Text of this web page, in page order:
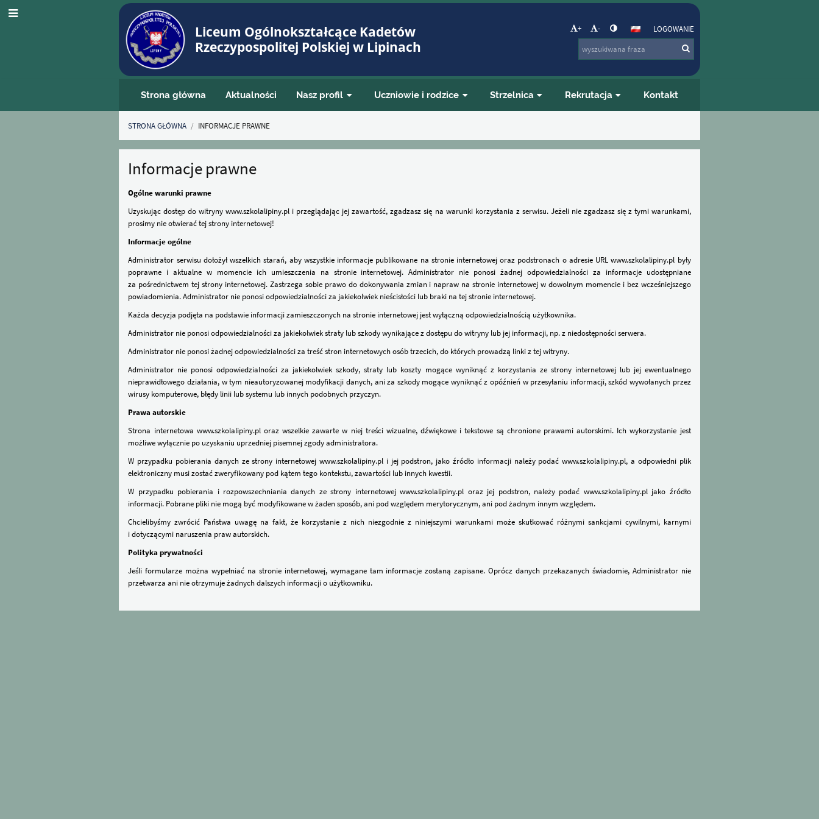
Liceum Ogólnokształcące Kadetów
Rzeczypospolitej Polskiej w Lipinach
+ - LOGOWANIE
Strona główna Aktualności Nasz profil Uczniowie i rodzice Strzelnica Rekrutacja Kontakt
STRONA GŁÓWNA / INFORMACJE PRAWNE
Informacje
prawne
Informacje prawne
Ogólne warunki prawne
Uzyskując dostęp do witryny www.szkolalipiny.pl i przeglądając jej zawartość, zgadzasz się na warunki korzystania z serwisu. Jeżeli nie zgadzasz się z tymi warunkami,
prosimy nie otwierać tej strony internetowej!
Informacje ogólne
Administrator serwisu dołożył wszelkich starań, aby wszystkie informacje publikowane na stronie internetowej oraz podstronach o adresie URL www.szkolalipiny.pl były
poprawne i aktualne w momencie ich umieszczenia na stronie internetowej. Administrator nie ponosi żadnej odpowiedzialności za informacje udostępniane
za pośrednictwem tej strony internetowej. Zastrzega sobie prawo do dokonywania zmian i napraw na stronie internetowej w dowolnym momencie i bez wcześniejszego
powiadomienia. Administrator nie ponosi odpowiedzialności za jakiekolwiek nieścisłości lub braki na tej stronie internetowej.
Każda decyzja podjęta na podstawie informacji zamieszczonych na stronie internetowej jest wyłączną odpowiedzialnością użytkownika.
Administrator nie ponosi odpowiedzialności za jakiekolwiek straty lub szkody wynikające z dostępu do witryny lub jej informacji, np. z niedostępności serwera.
Administrator nie ponosi żadnej odpowiedzialności za treść stron internetowych osób trzecich, do których prowadzą linki z tej witryny.
Administrator nie ponosi odpowiedzialności za jakiekolwiek szkody, straty lub koszty mogące wyniknąć z korzystania ze strony internetowej lub jej ewentualnego
nieprawidłowego działania, w tym nieautoryzowanej modyfikacji danych, ani za szkody mogące wyniknąć z opóźnień w przesyłaniu informacji, szkód wywołanych przez
wirusy komputerowe, błędy linii lub systemu lub innych podobnych przyczyn.
Prawa autorskie
Strona internetowa www.szkolalipiny.pl oraz wszelkie zawarte w niej treści wizualne, dźwiękowe i tekstowe są chronione prawami autorskimi. Ich wykorzystanie jest
możliwe wyłącznie po uzyskaniu uprzedniej pisemnej zgody administratora.
W przypadku pobierania danych ze strony internetowej www.szkolalipiny.pl i jej podstron, jako źródło informacji należy podać www.szkolalipiny.pl, a odpowiedni plik
elektroniczny musi zostać zweryfikowany pod kątem tego kontekstu, zawartości lub innych kwestii.
W przypadku pobierania i rozpowszechniania danych ze strony internetowej www.szkolalipiny.pl oraz jej podstron, należy podać www.szkolalipiny.pl jako źródło
informacji. Pobrane pliki nie mogą być modyfikowane w żaden sposób, ani pod względem merytorycznym, ani pod żadnym innym względem.
Chcielibyśmy zwrócić Państwa uwagę na fakt, że korzystanie z nich niezgodnie z niniejszymi warunkami może skutkować różnymi sankcjami cywilnymi, karnymi
i dotyczącymi naruszenia praw autorskich.
Polityka prywatności
Jeśli formularze można wypełniać na stronie internetowej, wymagane tam informacje zostaną zapisane. Oprócz danych przekazanych świadomie, Administrator nie
przetwarza ani nie otrzymuje żadnych dalszych informacji o użytkowniku.